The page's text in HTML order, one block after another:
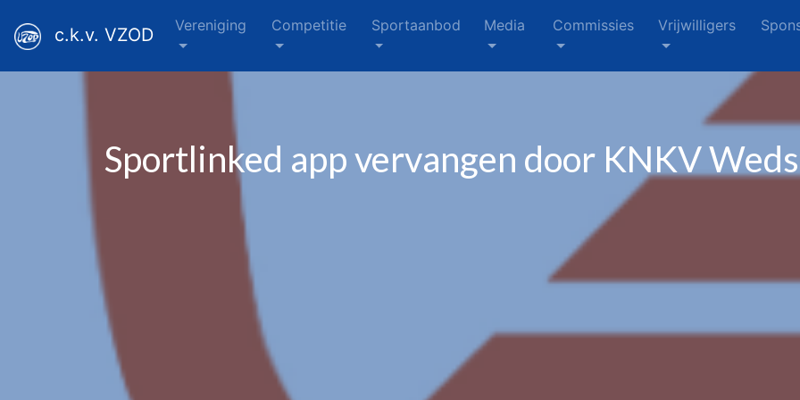
c.k.v. VZOD Vereniging Competitie Sportaanbod Media Commissies Vrijwilligers
Sportlinked app vervangen door KNKV